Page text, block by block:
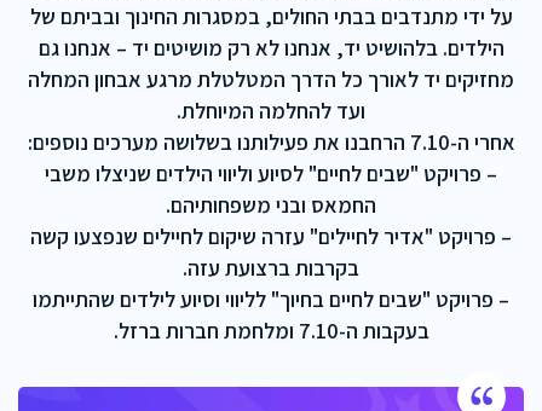
על ידי מתנדבים בבתי החולים, במסגרות החינוך ובביתם של
הילדים. בלהושיט יד, אנחנו לא רק מושיטים יד – אנחנו גם
מחזיקים יד לאורך כל הדרך המטלטלת מרגע אבחון המחלה
ועד להחלמה המיוחלת.
אחרי ה-7.10 הרחבנו את פעילותנו בשלושה מערכים נוספים:
– פרויקט "שבים לחיים" לסיוע וליווי הילדים שניצלו משבי
החמאס ובני משפחותיהם.
– פרויקט "אדיר לחיילים" עזרה שיקום לחיילים שנפצעו קשה
בקרבות ברצועת עזה.
– פרויקט "שבים לחיים בחיוך" לליווי וסיוע לילדים שהתייתמו
בעקבות ה-7.10 ומלחמת חברות ברזל.